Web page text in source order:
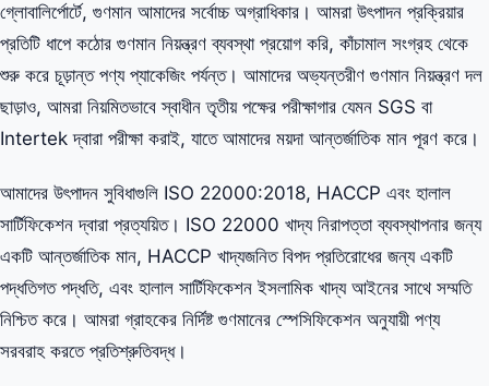
গ্লোবালির্পোর্টে, গুণমান আমাদের সর্বোচ্চ অগ্রাধিকার। আমরা উৎপাদন প্রক্রিয়ার
প্রতিটি ধাপে কঠোর গুণমান নিয়ন্ত্রণ ব্যবস্থা প্রয়োগ করি, কাঁচামাল সংগ্রহ থেকে
শুরু করে চূড়ান্ত পণ্য প্যাকেজিং পর্যন্ত। আমাদের অভ্যন্তরীণ গুণমান নিয়ন্ত্রণ দল
ছাড়াও, আমরা নিয়মিতভাবে স্বাধীন তৃতীয় পক্ষের পরীক্ষাগার যেমন SGS বা
Intertek দ্বারা পরীক্ষা করাই, যাতে আমাদের ময়দা আন্তর্জাতিক মান পূরণ করে।
আমাদের উৎপাদন সুবিধাগুলি ISO 22000:2018, HACCP এবং হালাল
সার্টিফিকেশন দ্বারা প্রত্যয়িত। ISO 22000 খাদ্য নিরাপত্তা ব্যবস্থাপনার জন্য
একটি আন্তর্জাতিক মান, HACCP খাদ্যজনিত বিপদ প্রতিরোধের জন্য একটি
পদ্ধতিগত পদ্ধতি, এবং হালাল সার্টিফিকেশন ইসলামিক খাদ্য আইনের সাথে সম্মতি
নিশ্চিত করে। আমরা গ্রাহকের নির্দিষ্ট গুণমানের স্পেসিফিকেশন অনুযায়ী পণ্য
সরবরাহ করতে প্রতিশ্রুতিবদ্ধ।